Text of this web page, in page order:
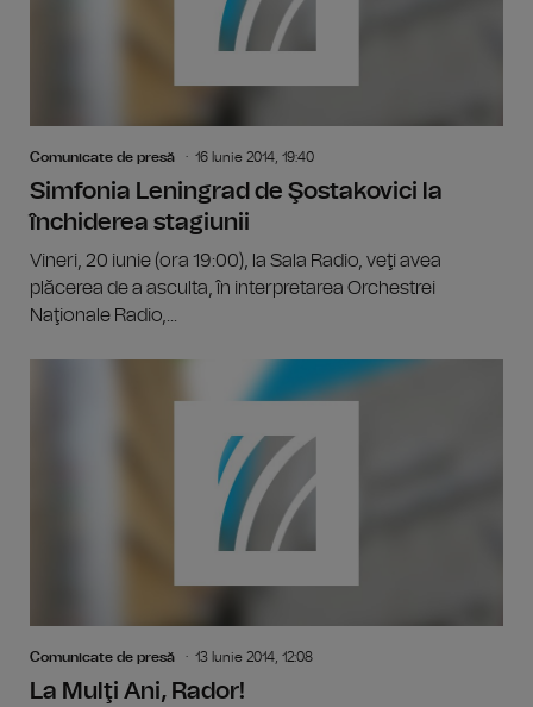
Comunicate de presă 16 Iunie 2014, 19:40
Simfonia Leningrad de Şostakovici la
închiderea stagiunii
Vineri, 20 iunie (ora 19:00), la Sala Radio, veţi avea
plăcerea de a asculta, în interpretarea Orchestrei
Naţionale Radio,...
Comunicate de presă 13 Iunie 2014, 12:08
La Mulţi Ani, Rador!